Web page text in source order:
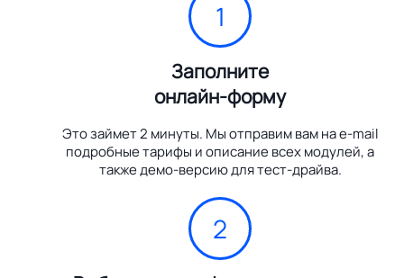
1
Заполните
онлайн-форму
Это займет 2 минуты. Мы отправим вам на e-mail
подробные тарифы и описание всех модулей, а
также демо-версию для тест-драйва.
2